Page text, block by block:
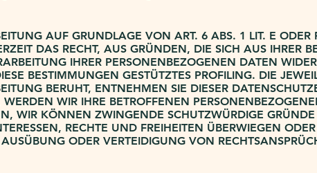
AUF GRUNDLAGE VON ART. 6 ABS. 1 LIT. E ODER
DAS RECHT, AUS GRÜNDEN, DIE SICH AUS IHRER
IHRER PERSONENBEZOGENEN DATEN
BESTIMMUNGEN GESTÜTZTES PROFILING. DIE
BERUHT, ENTNEHMEN SIE DIESER
WERDEN WIR IHRE BETROFFENEN
WIR KÖNNEN ZWINGENDE SCHUTZWÜRDIGE
RECHTE UND FREIHEITEN ÜBERWIEGEN
ODER VERTEIDIGUNG VON